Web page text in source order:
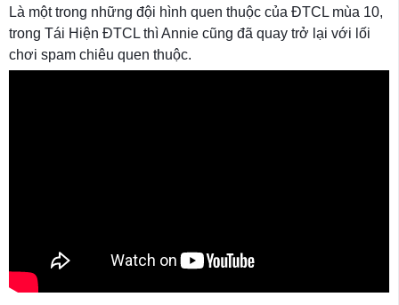
Là một trong những đội hình quen thuộc của ĐTCL mùa 10,
trong Tái Hiện ĐTCL thì Annie cũng đã quay trở lại với lối
chơi spam chiêu quen thuộc.